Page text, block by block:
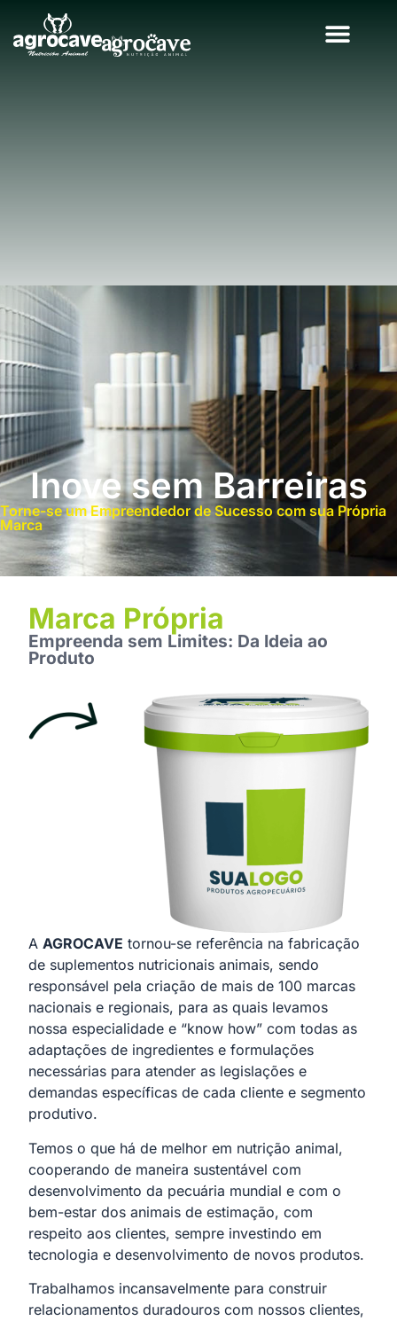
Inove sem Barreiras
Torne-se um Empreendedor de Sucesso com sua Própria
Marca
A AGROCAVE tornou-se referência na fabricação
de suplementos nutricionais animais, sendo
responsável pela criação de mais de 100 marcas
nacionais e regionais, para as quais levamos
nossa especialidade e “know how” com todas as
adaptações de ingredientes e formulações
necessárias para atender as legislações e
demandas específicas de cada cliente e segmento
produtivo.
Temos o que há de melhor em nutrição animal,
cooperando de maneira sustentável com
desenvolvimento da pecuária mundial e com o
bem-estar dos animais de estimação, com
respeito aos clientes, sempre investindo em
tecnologia e desenvolvimento de novos produtos.
Trabalhamos incansavelmente para construir
relacionamentos duradouros com nossos clientes,
Marca Própria
Empreenda sem Limites: Da Ideia ao
Produto